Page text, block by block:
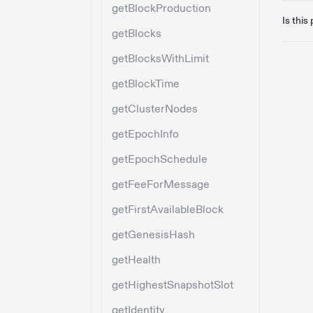
getBlockProduction
getBlocks
getBlocksWithLimit
getBlockTime
getClusterNodes
getEpochInfo
getEpochSchedule
getFeeForMessage
getFirstAvailableBlock
getGenesisHash
getHealth
getHighestSnapshotSlot
Is this